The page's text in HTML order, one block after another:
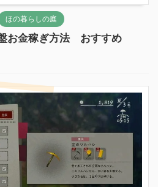
ほの暮らしの庭
お金稼ぎ方法 おすすめ